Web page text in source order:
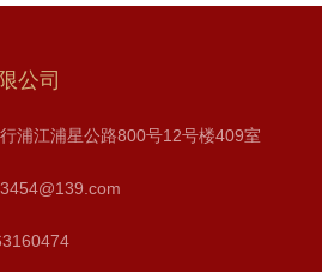
公司
浦江浦星公路800号12号楼409室